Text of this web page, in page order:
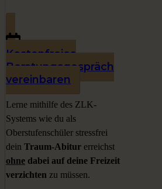
Kostenfreies
Beratungsgespräch
vereinbaren
Lerne mithilfe des ZLK-
Systems wie du als
Oberstufenschüler stressfrei
dein Traum-Abitur erreichst
ohne dabei auf deine Freizeit
verzichten zu müssen.